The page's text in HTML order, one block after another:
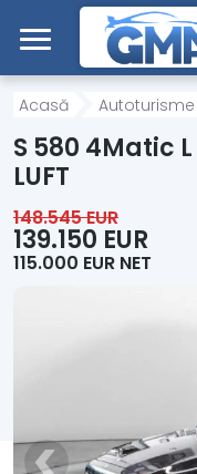
Mergi direct la
Acasă
Autoturisme
Motociclete
Acasă Autoturisme
S 580 4Matic L
LUFT
148.545 EUR
139.150 EUR
115.000 EUR NET